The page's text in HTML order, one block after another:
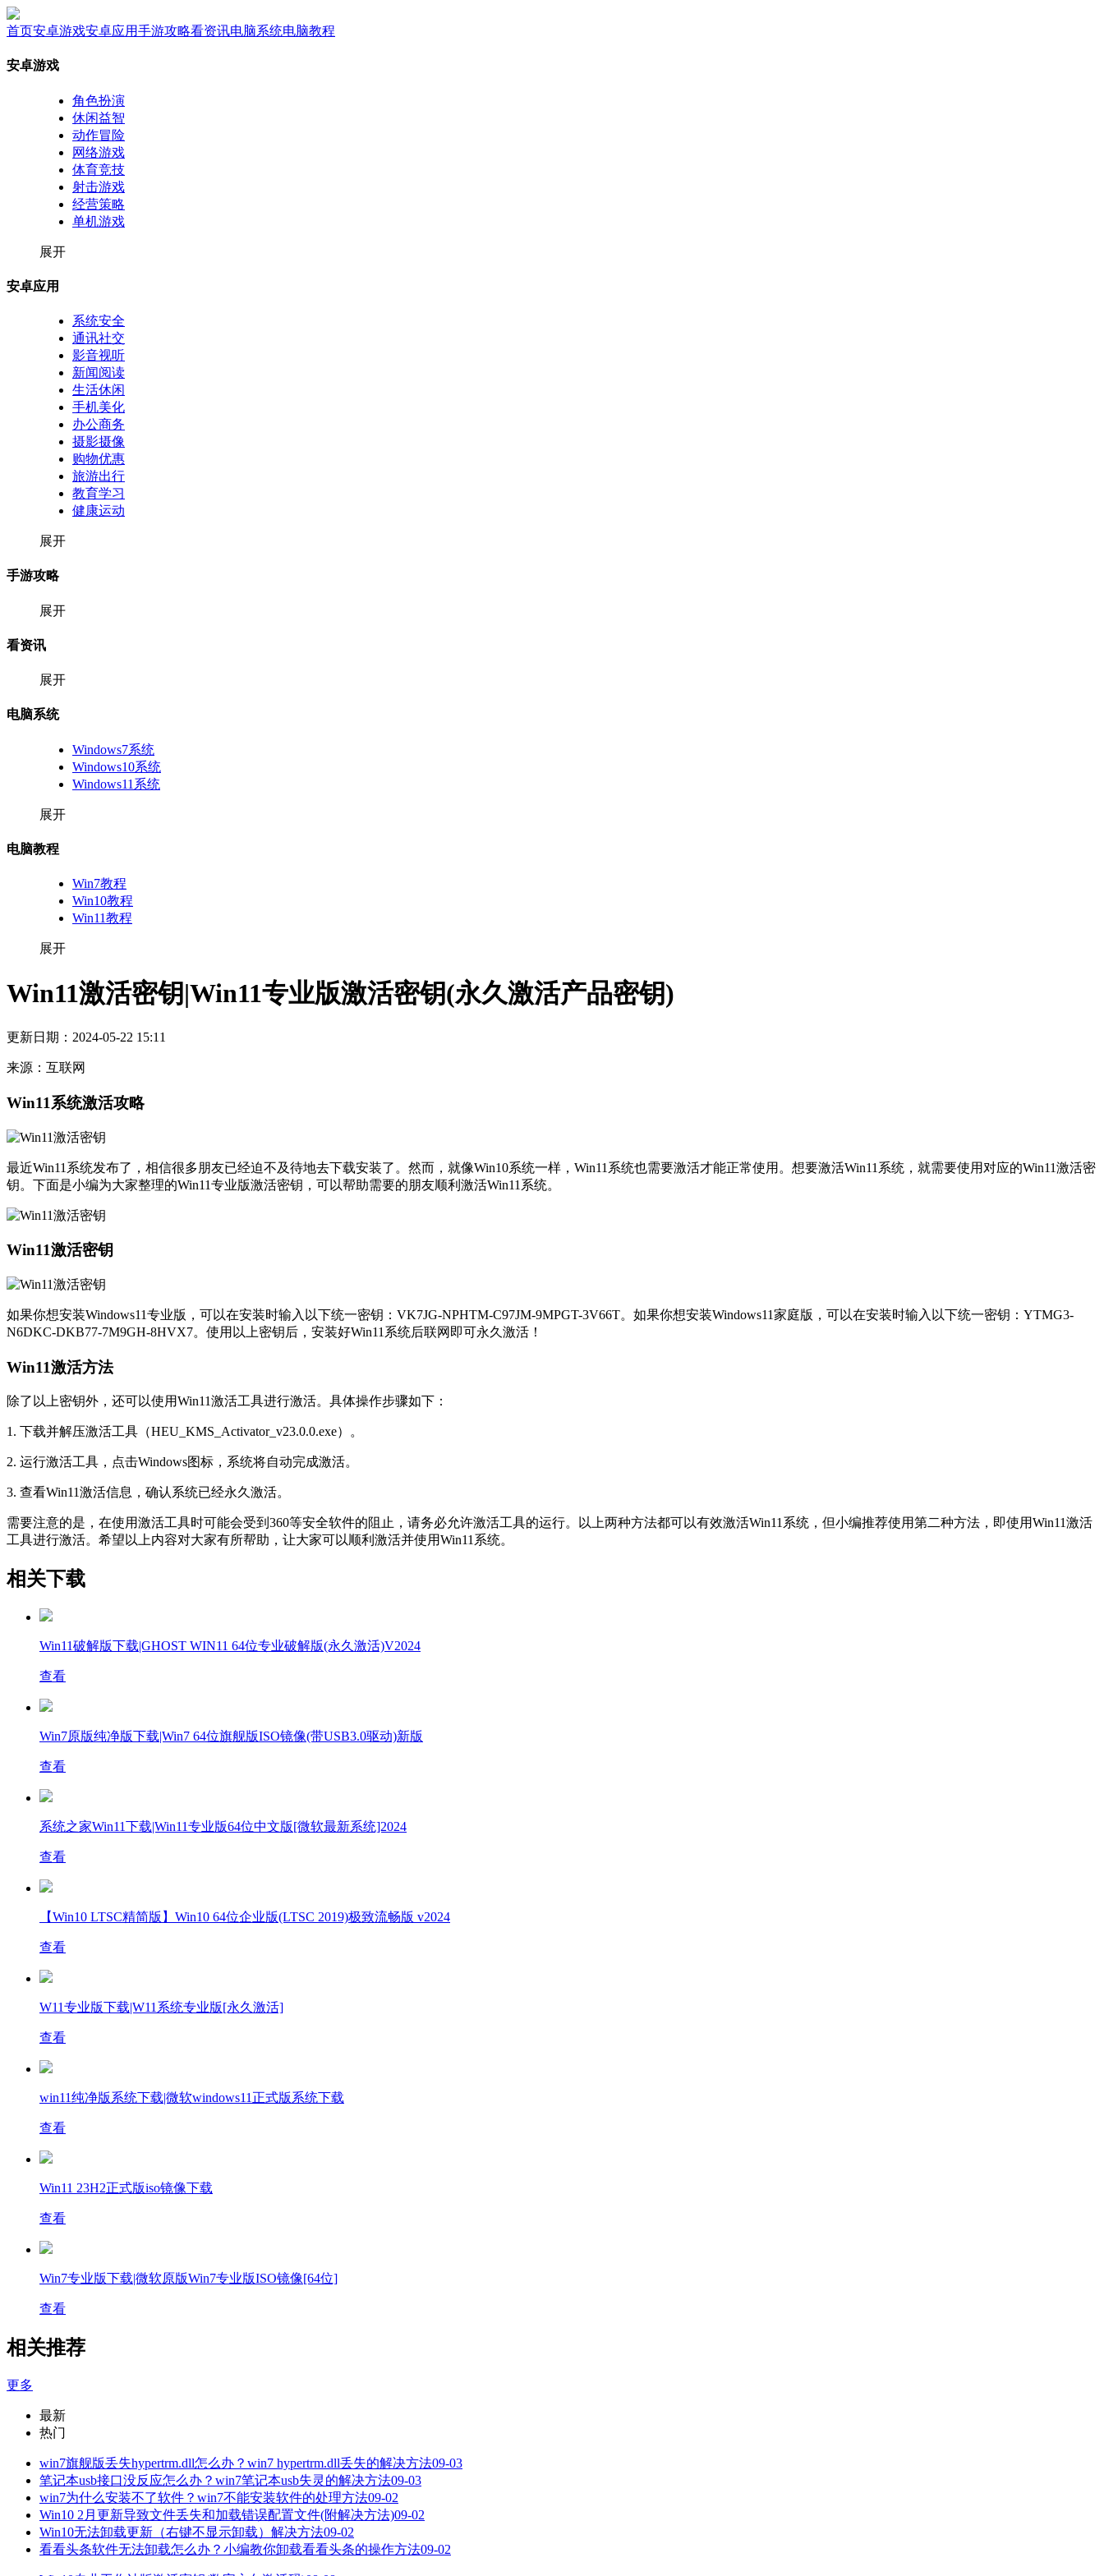
首页安卓游戏安卓应用手游攻略看资讯电脑系统电脑教程
安卓游戏
角色扮演
休闲益智
动作冒险
网络游戏
体育竞技
射击游戏
经营策略
单机游戏
展开
安卓应用
系统安全
通讯社交
影音视听
新闻阅读
生活休闲
手机美化
办公商务
摄影摄像
购物优惠
旅游出行
教育学习
健康运动
展开
手游攻略
展开
看资讯
展开
电脑系统
Windows7系统
Windows10系统
Windows11系统
展开
电脑教程
Win7教程
Win10教程
Win11教程
展开
Win11激活密钥|Win11专业版激活密钥(永久激活产品密钥)
更新日期： 2024-05-22 15:11
来源： 互联网
Win11系统激活攻略
最近Win11系统发布了，相信很多朋友已经迫不及待地去下载安装了。然而，就像Win10系统一样，Win11系统也需要激活才能正常使用。想要激活Win11系统，就需要使用对应的Win11激活密
钥。下面是小编为大家整理的Win11专业版激活密钥，可以帮助需要的朋友顺利激活Win11系统。
Win11激活密钥
如果你想安装Windows11专业版，可以在安装时输入以下统一密钥：VK7JG-NPHTM-C97JM-9MPGT-3V66T。如果你想安装Windows11家庭版，可以在安装时输入以下统一密钥：YTMG3-
N6DKC-DKB77-7M9GH-8HVX7。使用以上密钥后，安装好Win11系统后联网即可永久激活！
Win11激活方法
除了以上密钥外，还可以使用Win11激活工具进行激活。具体操作步骤如下：
1. 下载并解压激活工具（HEU_KMS_Activator_v23.0.0.exe）。
2. 运行激活工具，点击Windows图标，系统将自动完成激活。
3. 查看Win11激活信息，确认系统已经永久激活。
需要注意的是，在使用激活工具时可能会受到360等安全软件的阻止，请务必允许激活工具的运行。以上两种方法都可以有效激活Win11系统，但小编推荐使用第二种方法，即使用Win11激活
工具进行激活。希望以上内容对大家有所帮助，让大家可以顺利激活并使用Win11系统。
相关下载
Win11破解版下载|GHOST WIN11 64位专业破解版(永久激活)V2024
查看
Win7原版纯净版下载|Win7 64位旗舰版ISO镜像(带USB3.0驱动)新版
查看
系统之家Win11下载|Win11专业版64位中文版[微软最新系统]2024
查看
【Win10 LTSC精简版】Win10 64位企业版(LTSC 2019)极致流畅版 v2024
查看
W11专业版下载|W11系统专业版[永久激活]
查看
win11纯净版系统下载|微软windows11正式版系统下载
查看
Win11 23H2正式版iso镜像下载
查看
Win7专业版下载|微软原版Win7专业版ISO镜像[64位]
查看
相关推荐
更多
最新
热门
win7旗舰版丢失hypertrm.dll怎么办？win7 hypertrm.dll丢失的解决方法09-03
笔记本usb接口没反应怎么办？win7笔记本usb失灵的解决方法09-03
win7为什么安装不了软件？win7不能安装软件的处理方法09-02
Win10 2月更新导致文件丢失和加载错误配置文件(附解决方法)09-02
Win10无法卸载更新（右键不显示卸载）解决方法09-02
看看头条软件无法卸载怎么办？小编教你卸载看看头条的操作方法09-02